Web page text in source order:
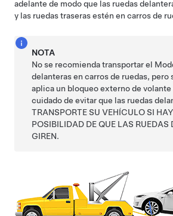
adelante de modo que las ruedas
y las ruedas traseras estén en carros de
NOTA
No se recomienda transportar el
delanteras en carros de ruedas, pero
aplica un bloqueo externo de volante
cuidado de evitar que las ruedas
TRANSPORTE SU VEHÍCULO SI
POSIBILIDAD DE QUE LAS RUEDAS
GIREN.